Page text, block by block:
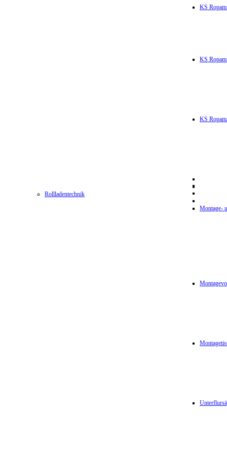
KS
KS
KS
Rollladentechnik
Montage-